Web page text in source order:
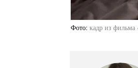
Фото кадр из фильма